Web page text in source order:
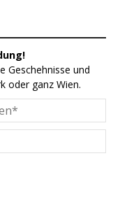
Geschehnisse und
oder ganz Wien.